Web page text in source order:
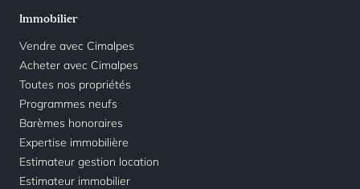
Immobilier
Vendre avec Cimalpes
Acheter avec Cimalpes
Toutes nos propriétés
Programmes neufs
Barèmes honoraires
Expertise immobilière
Estimateur gestion location
Estimateur immobilier